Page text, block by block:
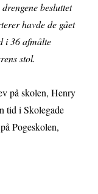
besluttet
havde de gået
i 36 afmålte
stol.
på skolen, Henry
tid i Skolegade
Pogeskolen,